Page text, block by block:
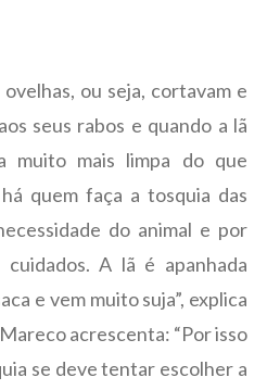
ovelhas, ou seja, cortavam e
seus rabos e quando a lã
muito mais limpa do que
quem faça a tosquia das
do animal e por
A lã é apanhada
e vem muito suja”, explica
acrescenta: “Por isso
se deve tentar escolher a